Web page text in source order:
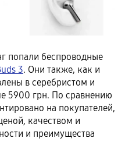
попали беспроводные
3. Они также, как и
в серебристом и
5900 грн. По сравнению
на покупателей,
качеством и
и преимущества